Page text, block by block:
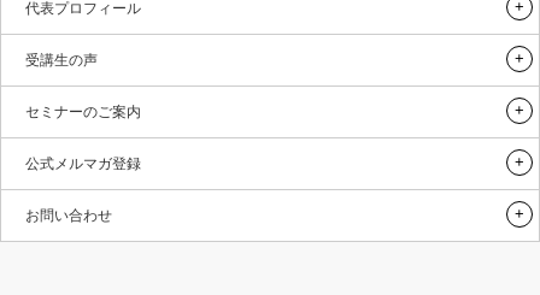
代表プロフィール
受講生の声
セミナーのご案内
公式メルマガ登録
お問い合わせ